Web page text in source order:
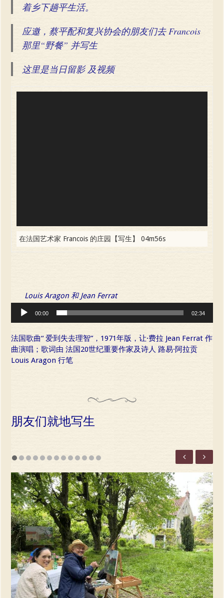
着乡下趟平生活。
应邀，蔡平配和复兴协会的朋友们去 Francois
那里“野餐” 并写生
这里是当日留影 及视频
在法国艺术家 Francois 的庄园【写生】 04m56s
Louis Aragon 和 Jean Ferrat
Audio
Player
00:00 02:34
法国歌曲“ 爱到失去理智”，1971年版，让·费拉 Jean Ferrat 作
曲演唱；歌词由 法国20世纪重要作家及诗人 路易·阿拉贡
Louis Aragon 行笔
朋友们就地写生